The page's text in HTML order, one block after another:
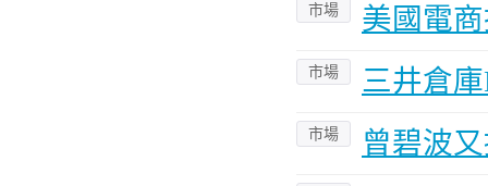
市場 美國電
市場 三井倉
市場 曾碧波